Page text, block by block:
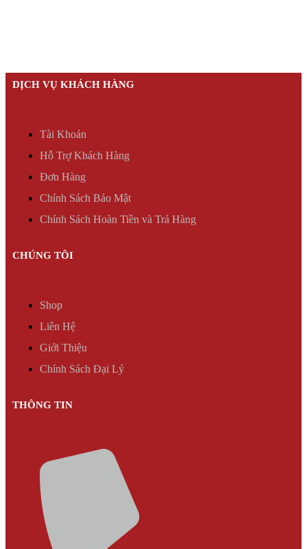
DỊCH VỤ KHÁCH HÀNG
Tài Khoản
Hỗ Trợ Khách Hàng
Đơn Hàng
Chính Sách Bảo Mật
Chính Sách Hoàn Tiền và Trả Hàng
CHÚNG TÔI
Shop
Liên Hệ
Giới Thiệu
Chính Sách Đại Lý
THÔNG TIN